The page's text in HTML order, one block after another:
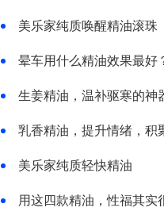
美乐家纯质唤醒精油滚珠
晕车用什么精油效果最好
生姜精油，温补驱寒的神
乳香精油，提升情绪，积
美乐家纯质轻快精油
用这四款精油，性福其实